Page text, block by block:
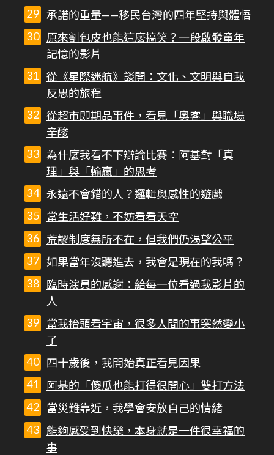
承諾的重量——移民台灣的四年堅持與體悟
原來割包皮也能這麼搞笑？一段啟發童年
記憶的影片
從《星際迷航》談開：文化、文明與自我
反思的旅程
從超市即期品事件，看見「奧客」與職場
辛酸
為什麼我看不下辯論比賽：阿基對「真
理」與「輸贏」的思考
永遠不會錯的人？邏輯與感性的遊戲
當生活好難，不妨看看天空
荒謬制度無所不在，但我們仍渴望公平
如果當年沒聽進去，我會是現在的我嗎？
臨時演員的感謝：給每一位看過我影片的
人
當我抬頭看宇宙，很多人間的事突然變小
了
四十歲後，我開始真正看見因果
阿基的「傻瓜也能打得很開心」雙打方法
當災難靠近，我學會安放自己的情緒
能夠感受到快樂，本身就是一件很幸福的
事